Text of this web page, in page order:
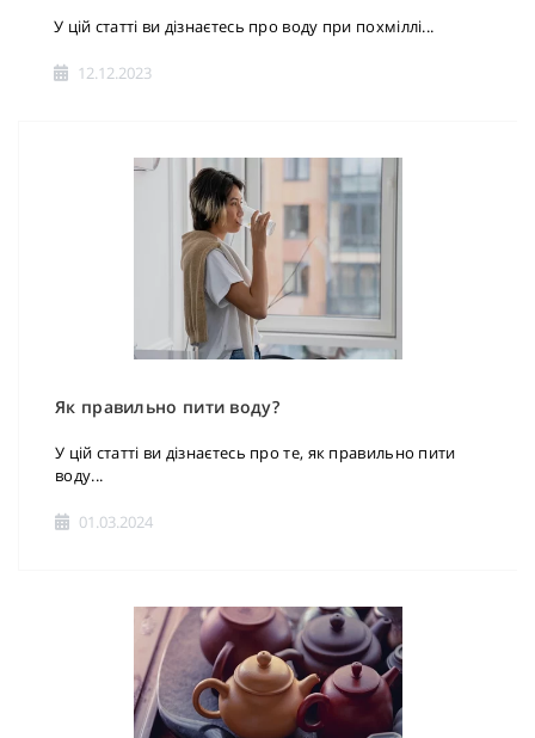
У цій статті ви дізнаєтесь про воду при похміллі...
12.12.2023
Як правильно пити воду?
У цій статті ви дізнаєтесь про те, як правильно пити
воду...
01.03.2024